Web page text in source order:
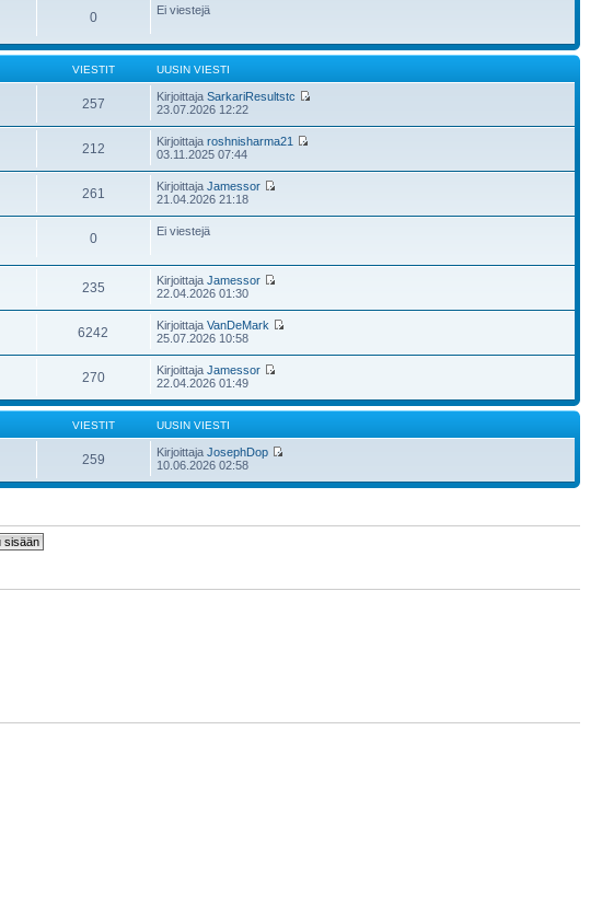
0 Ei viestejä
VIESTIT UUSIN VIESTI
257 KirjoittajaSarkariResultstc
23.07.2026 12:22
212 Kirjoittajaroshnisharma21
03.11.2025 07:44
261 KirjoittajaJamessor
21.04.2026 21:18
0 Ei viestejä
235 KirjoittajaJamessor
22.04.2026 01:30
6242 KirjoittajaVanDeMark
25.07.2026 10:58
270 KirjoittajaJamessor
22.04.2026 01:49
VIESTIT UUSIN VIESTI
259 KirjoittajaJosephDop
10.06.2026 02:58